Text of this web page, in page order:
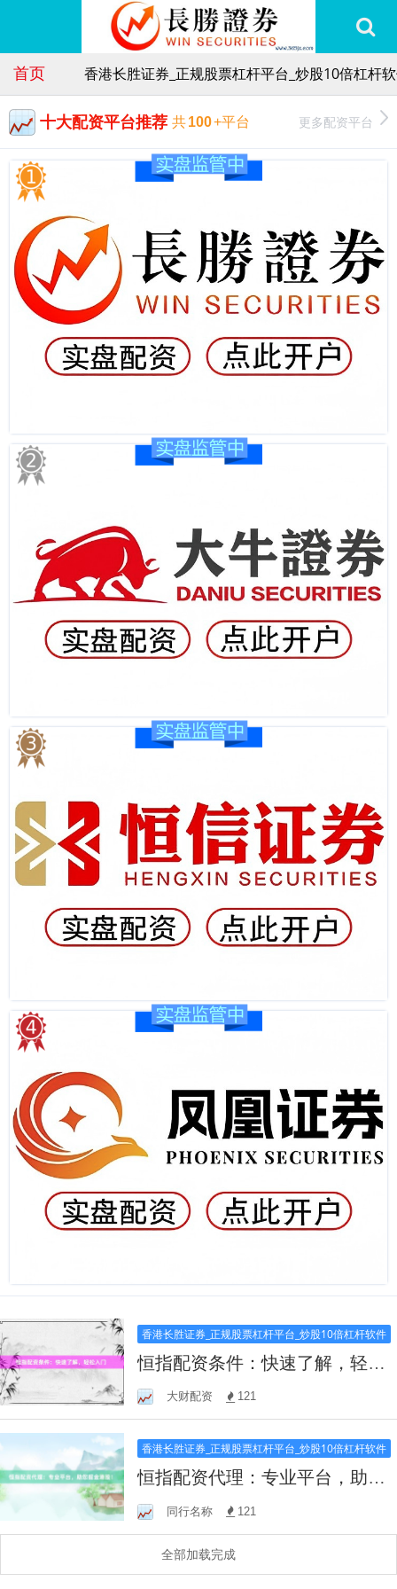
首页 香港长胜证券_正规股票杠杆平台_炒股10倍杠杆
十大配资平台推荐 共100+平台 更多配资平台
香港长胜证券_正规股票杠杆平台_炒股10倍杠杆软件
恒指配资条件：快速了解，轻松
入门大财配资 121
香港长胜证券_正规股票杠杆平台_炒股10倍杠杆软件
恒指配资代理：专业平台，助您
掘金港股！
同行名称 121
全部加载完成